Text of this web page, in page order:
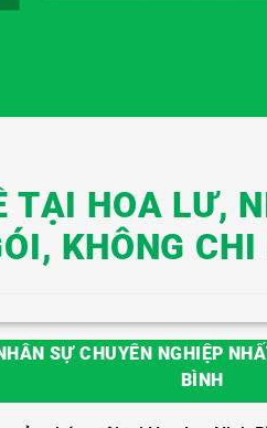
TẠI HOA LƯ,
KHÔNG
SỰ CHUYÊN NGHIỆP
BÌNH